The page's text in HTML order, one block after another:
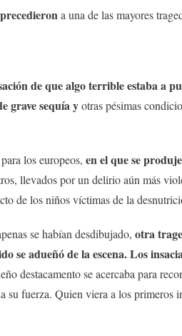
a una de las mayores
de que algo terrible estaba a
grave sequía yotras pésimas
para los europeos, en el que se
llevados ​​por un delirio aún más
de los niños víctimas de la
se habían desdibujado, otra
se adueñó de la escena. Los
destacamento se acercaba para
fuerza. Quien viera a los primeros